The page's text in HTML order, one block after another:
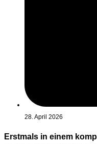
28. April 2026
Erstmals in einem